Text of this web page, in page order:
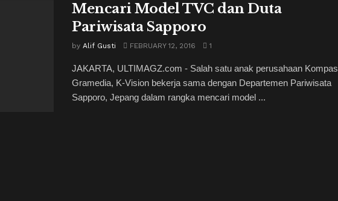
Mencari Model TVC dan Duta
Pariwisata Sapporo
by Alif Gusti FEBRUARY 12, 2016 1
JAKARTA, ULTIMAGZ.com - Salah satu anak perusahaan Kompas
Gramedia, K-Vision bekerja sama dengan Departemen Pariwisata
Sapporo, Jepang dalam rangka mencari model ...